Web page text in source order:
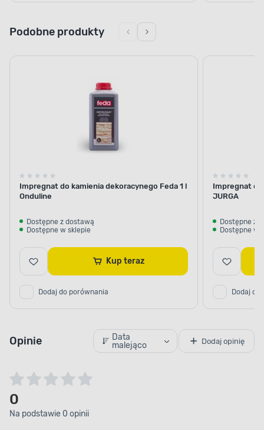
Podobne produkty
Impregnat do kamienia dekoracynego Feda 1 l
Onduline
Dostępne z dostawą
Dostępne w sklepie
Kup teraz
Dodaj do porównania
Impregnat do
JURGA
Dostępne z
Dostępne w
Dodaj do
Opinie
Data
malejąco
Dodaj opinię
0
Na podstawie 0 opinii